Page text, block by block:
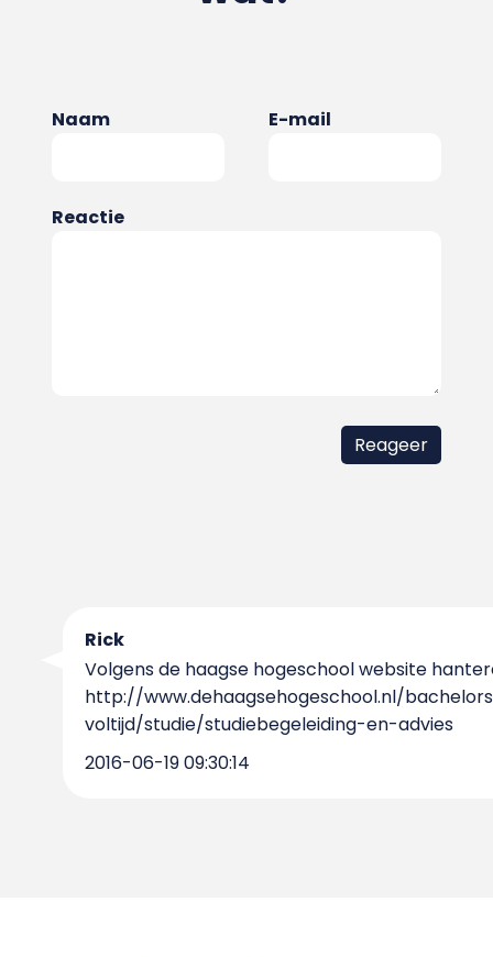
Naam E-mail
Reactie
Rick
Volgens de haagse hogeschool website
http://www.dehaagsehogeschool.nl/
voltijd/studie/studiebegeleiding-en-advies
2016-06-19 09:30:14